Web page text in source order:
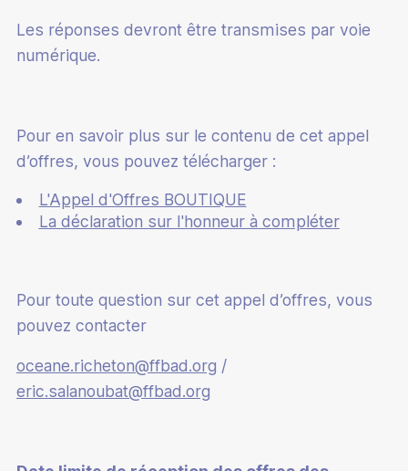
Les réponses devront être transmises par voie
numérique.
Pour en savoir plus sur le contenu de cet appel
d’offres, vous pouvez télécharger :
L'Appel d'Offres BOUTIQUE
La déclaration sur l'honneur à compléter
Pour toute question sur cet appel d’offres, vous
pouvez contacter
oceane.richeton@ffbad.org /
eric.salanoubat@ffbad.org